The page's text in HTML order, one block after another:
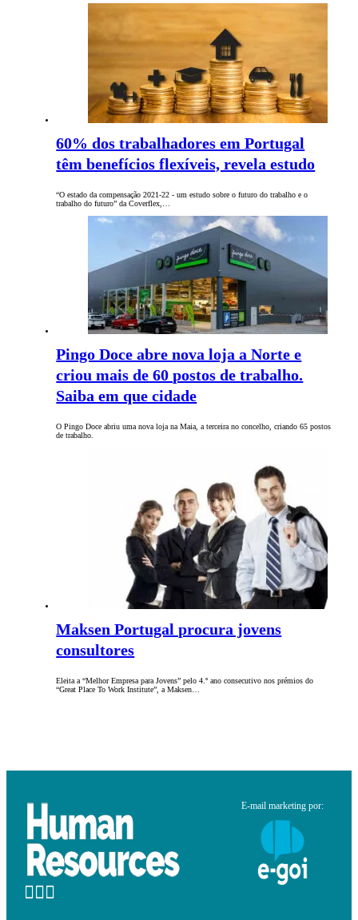
60% dos trabalhadores em Portugal
têm benefícios flexíveis, revela estudo
“O estado da compensação 2021-22 - um estudo sobre o futuro do trabalho e o
trabalho do futuro” da Coverflex,…
Pingo Doce abre nova loja a Norte e
criou mais de 60 postos de trabalho.
Saiba em que cidade
O Pingo Doce abriu uma nova loja na Maia, a terceira no concelho, criando 65 postos
de trabalho.
Maksen Portugal procura jovens
consultores
Eleita a “Melhor Empresa para Jovens” pelo 4.º ano consecutivo nos prémios do
“Great Place To Work Institute”, a Maksen…
E-mail marketing por: